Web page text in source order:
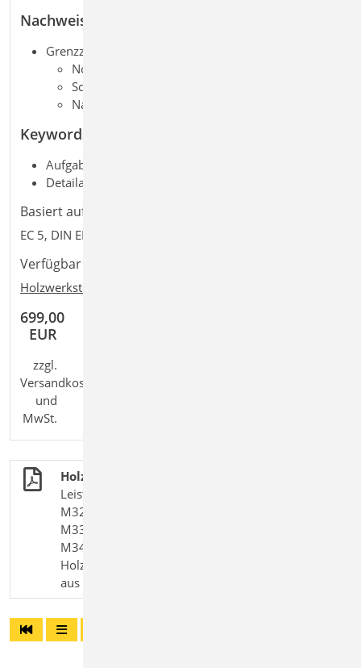
Nachweise
Grenzzustand der Tragfähigkeit, EC 5
Normalspannungen
Schubspannungen
Nachweise im Brandfall
Keywords
Aufgaben: FEM; Tragwerksplanung; Holzbau
Detailaufgaben: 3D Faltwerk; Decke; Wand
Basiert auf den Normen:
EC 5, DIN EN 1995-1-1:2010-12
Verfügbar in den Paketen:
Holzwerkstoff-Paket
699,00
EUR
zzgl.
Versandkosten
und
MwSt.
Holzwerkstoffe in MicroFe
Leistungsbeschreibung der MicroFe-Module
M323.de Scheibentragwerke aus Holzwerkstoff
M333.de Plattentragwerke aus Holzwerkstoff
M343.de Schalentragwerke, Faltwerke aus
Holzwerkstoff M358.de Aussteifungstragwerke
aus Holzwerkstoff